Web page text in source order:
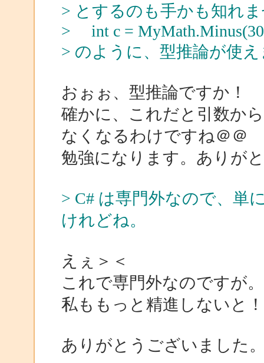
> とするのも手かも知れ
> int c =
> のように、型推論が使
おぉぉ、型推論ですか！
確かに、これだと引数か
なくなるわけですね＠＠
勉強になります。ありが
> C# は専門外なので、単
けれどね。
えぇ＞＜
これで専門外なのですが
私ももっと精進しないと
ありがとうございました